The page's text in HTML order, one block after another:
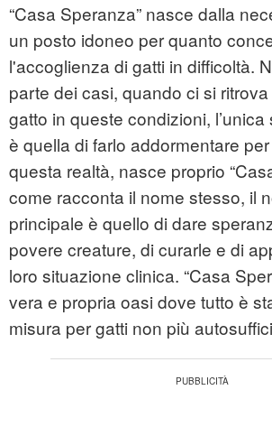
“Casa Speranza” nasce dalla
un posto idoneo per quanto
l'accoglienza di gatti in difficoltà.
parte dei casi, quando ci si
gatto in queste condizioni,
è quella di farlo addormentare
questa realtà, nasce proprio
come racconta il nome stesso, il
principale è quello di dare
povere creature, di curarle e di
loro situazione clinica. “Casa
vera e propria oasi dove tutto è
misura per gatti non più